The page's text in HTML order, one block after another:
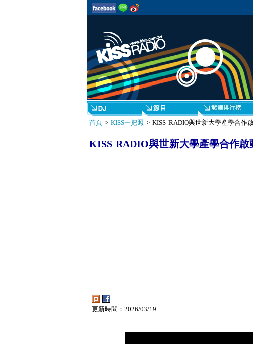
首頁> KISS一把照 > KISS RADIO與世新大學產學合作
KISS RADIO與世新大學產學合作啟
更新時間：2026/03/19